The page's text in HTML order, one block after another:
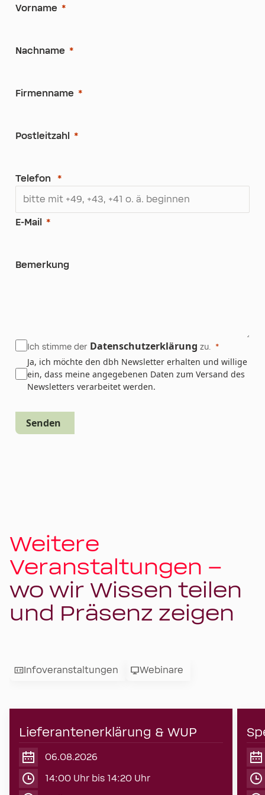
Vorname
Nachname
Firmenname
Postleitzahl
Telefon
E-Mail
Bemerkung
Ich stimme der Datenschutzerklärung zu.
Ja, ich möchte den dbh Newsletter erhalten und willige
ein, dass meine angegebenen Daten zum Versand des
Newsletters verarbeitet werden.
Senden
Weitere
Veranstaltungen –
wo wir Wissen teilen
und Präsenz zeigen
Infoveranstaltungen Webinare
06
Lieferantenerklärung & WUP
06.08.2026
14:00 Uhr bis 14:20 Uhr